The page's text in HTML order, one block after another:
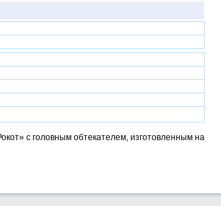
с головным обтекателем, изготовленным на